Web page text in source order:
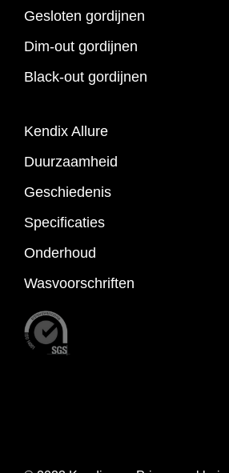
Gesloten gordijnen
Dim-out gordijnen
Black-out gordijnen
Kendix Allure
Duurzaamheid
Geschiedenis
Specificaties
Onderhoud
Wasvoorschriften